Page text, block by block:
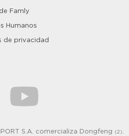
Famly
Humanos
de privacidad
S.A. comercializa Dongfeng (2)